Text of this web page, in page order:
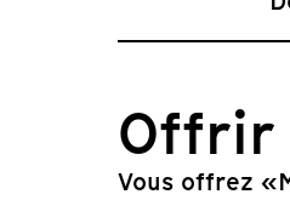
Offrir
Vous offrez